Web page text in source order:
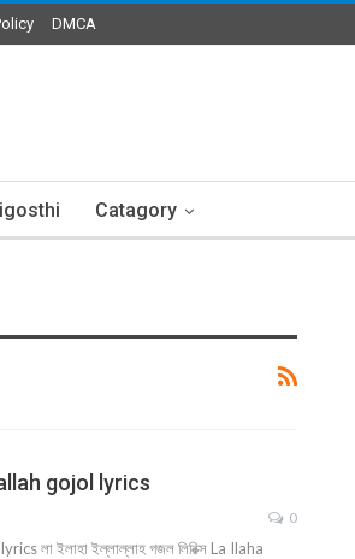
DMCA
Catagory
illallah gojol lyrics
0
লা ইলাহা ইল্লাল্লাহ গজল লিরিক্স La Ilaha